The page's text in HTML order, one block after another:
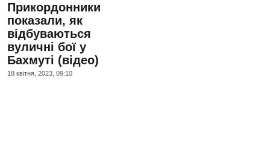
Прикордонники
показали, як
відбуваються
вуличні бої у
Бахмуті (відео)
18 квiтня, 2023, 09:10